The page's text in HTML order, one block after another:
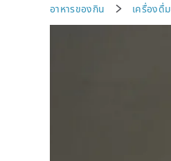
อาหารของกิน เครื่องดื่ม